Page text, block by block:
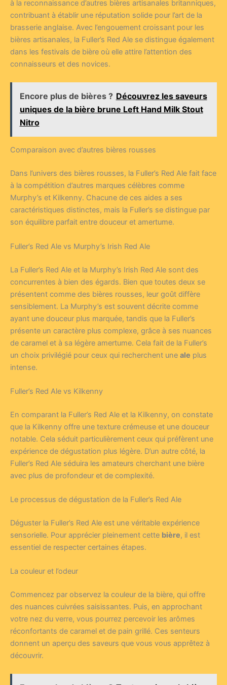
à la reconnaissance d’autres bières artisanales britanniques,
contribuant à établir une réputation solide pour l’art de la
brasserie anglaise. Avec l’engouement croissant pour les
bières artisanales, la Fuller’s Red Ale se distingue également
dans les festivals de bière où elle attire l’attention des
connaisseurs et des novices.
Encore plus de bières ? Découvrez les saveurs
uniques de la bière brune Left Hand Milk Stout
Nitro
Comparaison avec d’autres bières rousses
Dans l’univers des bières rousses, la Fuller’s Red Ale fait face
à la compétition d’autres marques célèbres comme
Murphy’s et Kilkenny. Chacune de ces aides a ses
caractéristiques distinctes, mais la Fuller’s se distingue par
son équilibre parfait entre douceur et amertume.
Fuller’s Red Ale vs Murphy’s Irish Red Ale
La Fuller’s Red Ale et la Murphy’s Irish Red Ale sont des
concurrentes à bien des égards. Bien que toutes deux se
présentent comme des bières rousses, leur goût diffère
sensiblement. La Murphy’s est souvent décrite comme
ayant une douceur plus marquée, tandis que la Fuller’s
présente un caractère plus complexe, grâce à ses nuances
de caramel et à sa légère amertume. Cela fait de la Fuller’s
un choix privilégié pour ceux qui recherchent une ale plus
intense.
Fuller’s Red Ale vs Kilkenny
En comparant la Fuller’s Red Ale et la Kilkenny, on constate
que la Kilkenny offre une texture crémeuse et une douceur
notable. Cela séduit particulièrement ceux qui préfèrent une
expérience de dégustation plus légère. D’un autre côté, la
Fuller’s Red Ale séduira les amateurs cherchant une bière
avec plus de profondeur et de complexité.
Le processus de dégustation de la Fuller’s Red Ale
Déguster la Fuller’s Red Ale est une véritable expérience
sensorielle. Pour apprécier pleinement cette bière, il est
essentiel de respecter certaines étapes.
La couleur et l’odeur
Commencez par observez la couleur de la bière, qui offre
des nuances cuivrées saisissantes. Puis, en approchant
votre nez du verre, vous pourrez percevoir les arômes
réconfortants de caramel et de pain grillé. Ces senteurs
donnent un aperçu des saveurs que vous vous apprêtez à
découvrir.